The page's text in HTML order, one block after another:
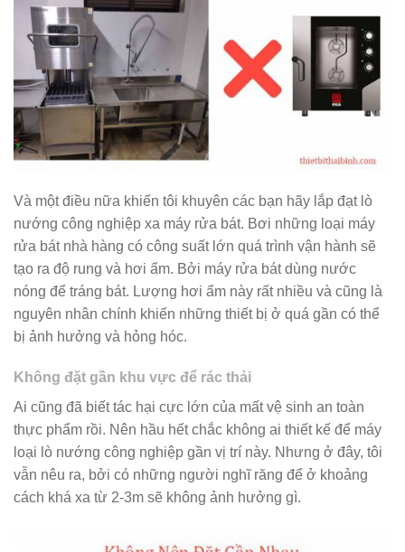
Và một điều nữa khiến tôi khuyên các bạn hãy lắp đạt lò
nướng công nghiệp xa máy rửa bát. Bơi những loại máy
rửa bát nhà hàng có công suất lớn quá trình vận hành sẽ
tạo ra độ rung và hơi ẩm. Bởi máy rửa bát dùng nước
nóng để tráng bát. Lượng hơi ẩm này rất nhiều và cũng là
nguyên nhân chính khiến những thiết bị ở quá gần có thể
bị ảnh hưởng và hỏng hóc.
Không đặt gần khu vực để rác thải
Ai cũng đã biết tác hại cực lớn của mất vệ sinh an toàn
thực phẩm rồi. Nên hầu hết chắc không ai thiết kế để máy
loại lò nướng công nghiệp gần vị trí này. Nhưng ở đây, tôi
vẫn nêu ra, bởi có những người nghĩ răng để ở khoảng
cách khá xa từ 2-3m sẽ không ảnh hưởng gì.